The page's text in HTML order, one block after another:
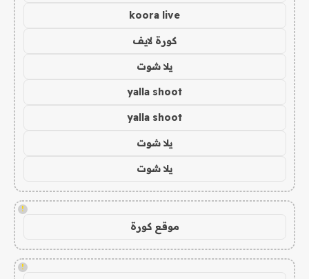
koora live
كورة لايف
يلا شوت
yalla shoot
yalla shoot
يلا شوت
يلا شوت
!
موقع كورة
!